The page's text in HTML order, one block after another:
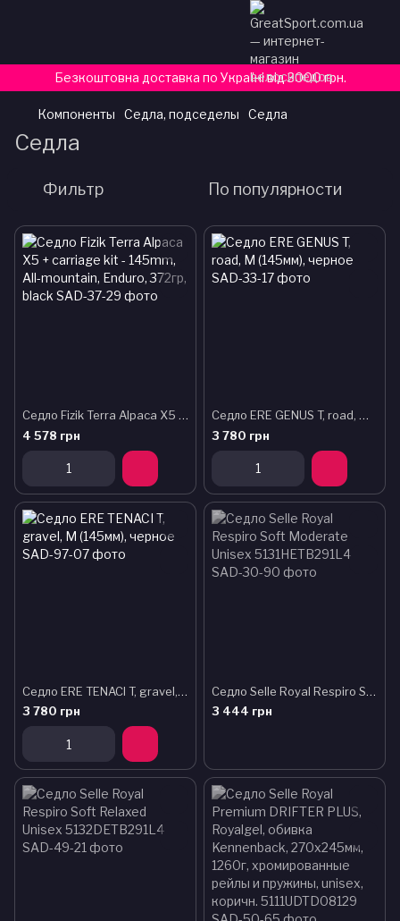
Безкоштовна доставка по Україні від 3000 грн.
Компоненты Седла, подседелы Седла
Седла
Фильтр По популярности
Седло Fizik Terra Alpaca X5 + carriage kit - 145mm, All-mountain, Enduro, 372гр, black
4 578 грн
Седло ERE GENUS T, road, M (145мм), черное
3 780 грн
Седло ERE TENACI T, gravel, M (145мм), черное
3 780 грн
Седло Selle Royal Respiro Soft Moderate Unisex 5131HETB291L4
3 444 грн